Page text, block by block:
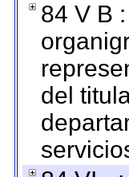
84 V B
del